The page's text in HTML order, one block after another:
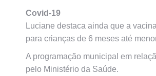
Covid-19
Luciane destaca ainda que a
para crianças de 6 meses até
A programação municipal em
pelo Ministério da Saúde.